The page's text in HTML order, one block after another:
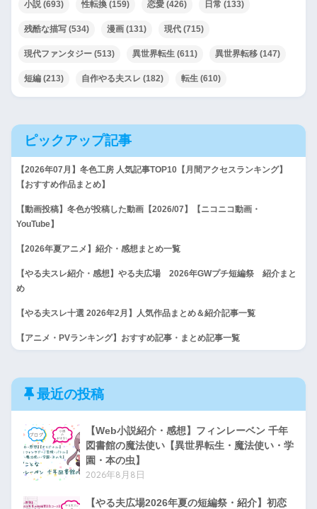
小説(693) 性転換 (159) 恋愛 (426) 日常 (133)
残酷な描写 (534) 漫画 (131) 現代 (715)
現代ファンタジー (513) 異世界転生 (611) 異世界転移 (147)
短編 (213) 自作やる夫スレ (182) 転生 (610)
ピックアップ記事
【2026年07月】冬色工房 人気記事TOP10【月間アクセスランキング】
【おすすめ作品まとめ】
【動画投稿】冬色が投稿した動画【2026/07】【ニコニコ動画・
YouTube】
【2026年夏アニメ】紹介・感想まとめ一覧
【やる夫スレ紹介・感想】やる夫広場 2026年GWプチ短編祭 紹介まと
め
【やる夫スレ十選 2026年2月】人気作品まとめ＆紹介記事一覧
【アニメ・PVランキング】おすすめ記事・まとめ記事一覧
最近の投稿
【Web小説紹介・感想】フィンレーベン 千年
図書館の魔法使い【異世界転生・魔法使い・学
園・本の虫】
2026年8月8日
【やる夫広場2026年夏の短編祭・紹介】初恋